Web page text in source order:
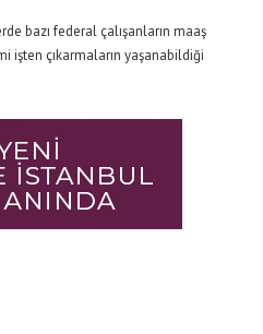
bazı federal çalışanların maaş
işten çıkarmaların yaşanabildiği